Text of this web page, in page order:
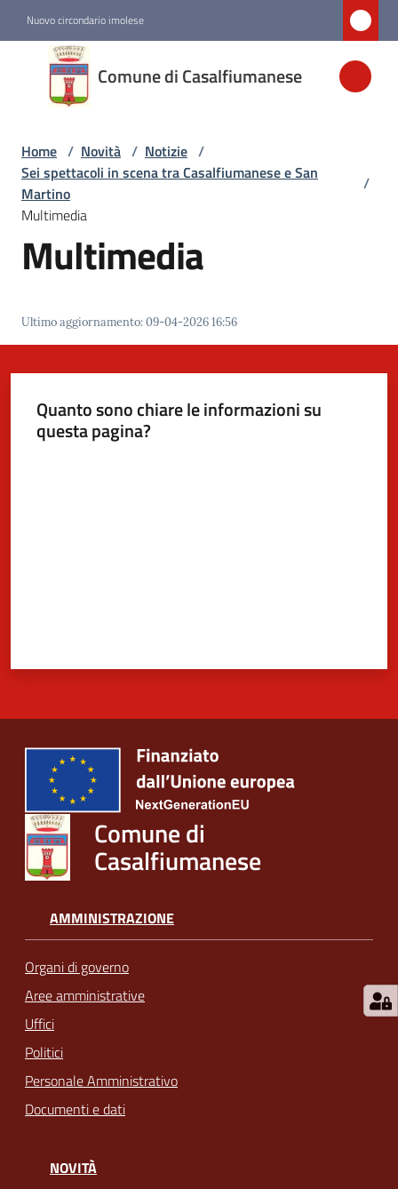
Nuovo circondario imolese
Comune di Casalfiumanese
Comune di
Casalfiumanese
Amministrazione
Novità
Vivere
Casalfiumanese
Home / Novità / Notizie /
Sei spettacoli in scena tra Casalfiumanese e San
Martino
/
Multimedia
Multimedia
Ultimo aggiornamento:09-04-2026 16:56
Quanto sono chiare le informazioni su
questa pagina?
Comune di
Casalfiumanese
AMMINISTRAZIONE
Organi di governo
Aree amministrative
Uffici
Politici
Personale Amministrativo
Documenti e dati
NOVITÀ